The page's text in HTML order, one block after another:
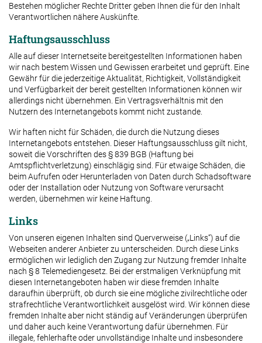
Bestehen möglicher Rechte Dritter geben Ihnen die für den Inhalt
Verantwortlichen nähere Auskünfte.
Haftungsausschluss
Alle auf dieser Internetseite bereitgestellten Informationen haben
wir nach bestem Wissen und Gewissen erarbeitet und geprüft. Eine
Gewähr für die jederzeitige Aktualität, Richtigkeit, Vollständigkeit
und Verfügbarkeit der bereit gestellten Informationen können wir
allerdings nicht übernehmen. Ein Vertragsverhältnis mit den
Nutzern des Internetangebots kommt nicht zustande.
Wir haften nicht für Schäden, die durch die Nutzung dieses
Internetangebots entstehen. Dieser Haftungsausschluss gilt nicht,
soweit die Vorschriften des § 839 BGB (Haftung bei
Amtspflichtverletzung) einschlägig sind. Für etwaige Schäden, die
beim Aufrufen oder Herunterladen von Daten durch Schadsoftware
oder der Installation oder Nutzung von Software verursacht
werden, übernehmen wir keine Haftung.
Links
Von unseren eigenen Inhalten sind Querverweise („Links“) auf die
Webseiten anderer Anbieter zu unterscheiden. Durch diese Links
ermöglichen wir lediglich den Zugang zur Nutzung fremder Inhalte
nach § 8 Telemediengesetz. Bei der erstmaligen Verknüpfung mit
diesen Internetangeboten haben wir diese fremden Inhalte
daraufhin überprüft, ob durch sie eine mögliche zivilrechtliche oder
strafrechtliche Verantwortlichkeit ausgelöst wird. Wir können diese
fremden Inhalte aber nicht ständig auf Veränderungen überprüfen
und daher auch keine Verantwortung dafür übernehmen. Für
illegale, fehlerhafte oder unvollständige Inhalte und insbesondere